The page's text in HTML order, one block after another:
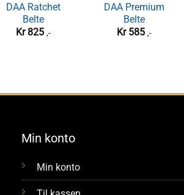
IPSC Belt Loop
Kr85 ,-
DAA Flex Holster
– Spare Slide-
Lock Teeth
DAA Ratchet
Belte
Kr 825 ,-
DAA Premium
Belte
Kr 585 ,-
Min konto
Min konto